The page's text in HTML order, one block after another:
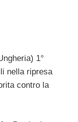
1°
nella ripresa
contro la